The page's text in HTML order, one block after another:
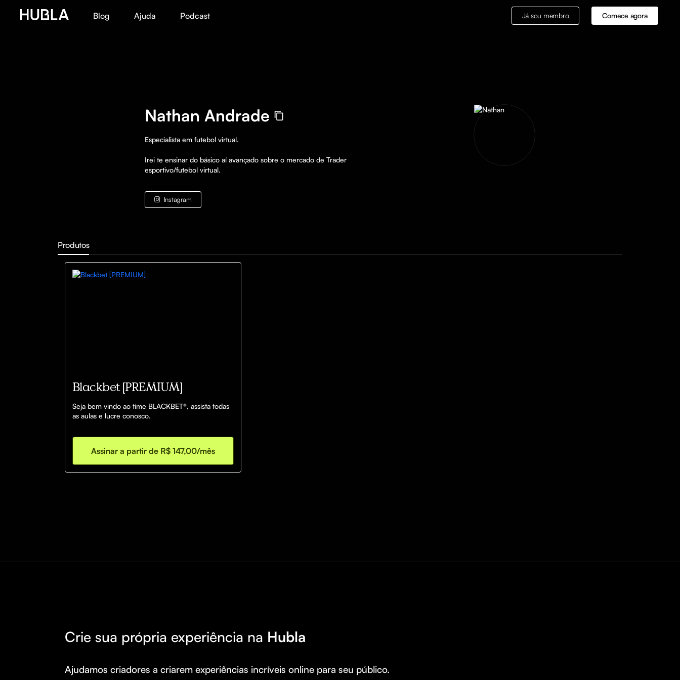
Blog Ajuda Podcast Já sou membro Comece agora
Nathan Andrade
Especialista em futebol virtual.
Irei te ensinar do básico aí avançado sobre o mercado de Trader
esportivo/futebol virtual.
Instagram
Produtos
Blackbet [PREMIUM]
Seja bem vindo ao time BLACKBET®, assista todas
Assinar a partir de R$ 147,00/mês
Crie sua própria experiência na Hubla
Ajudamos criadores a criarem experiências incríveis online para seu público.